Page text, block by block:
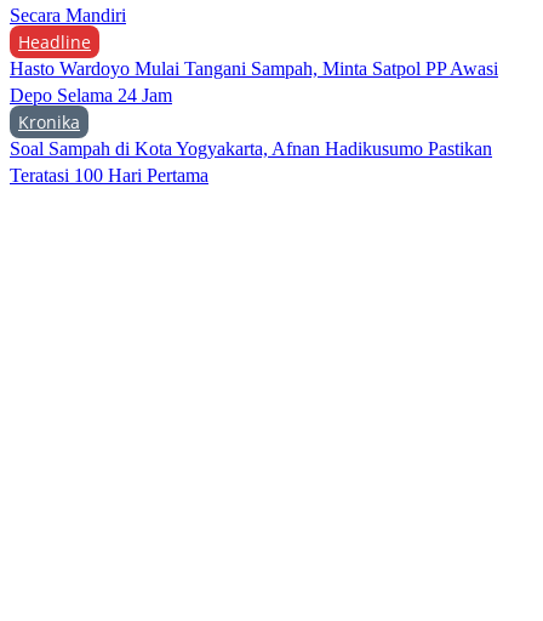
Secara Mandiri
Headline
Hasto Wardoyo Mulai Tangani Sampah, Minta Satpol PP Awasi
Depo Selama 24 Jam
Kronika
Soal Sampah di Kota Yogyakarta, Afnan Hadikusumo Pastikan
Teratasi 100 Hari Pertama